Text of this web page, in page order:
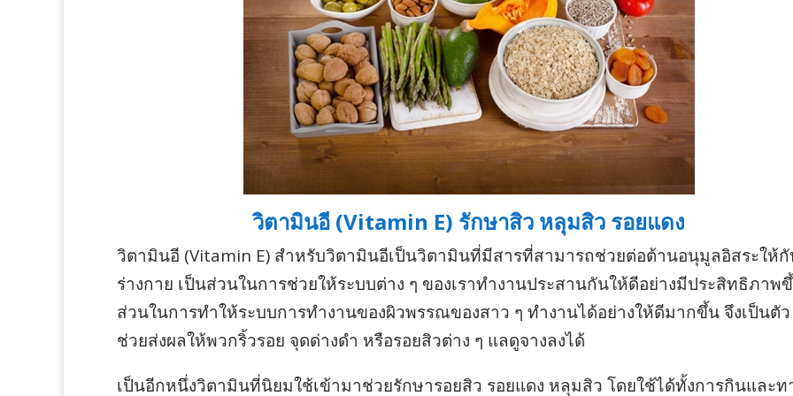
วิตามินอี (Vitamin E) รักษาสิว หลุมสิว รอยแดง
วิตามินอี (Vitamin E) สำหรับวิตามินอีเป็นวิตามินที่มีสารที่สามารถช่วยต่อต้านอนุมูลอิสระให้กั
ร่างกาย เป็นส่วนในการช่วยให้ระบบต่าง ๆ ของเราทำงานประสานกันให้ดีอย่างมีประสิทธิภาพ
ส่วนในการทำให้ระบบการทำงานของผิวพรรณของสาว ๆ ทำงานได้อย่างให้ดีมากขึ้น จึงเป็นตัว
ช่วยส่งผลให้พวกริ้วรอย จุดด่างดำ หรือรอยสิวต่าง ๆ แลดูจางลงได้
เป็นอีกหนึ่งวิตามินที่นิยมใช้เข้ามาช่วยรักษารอยสิว รอยแดง หลุมสิว โดยใช้ได้ทั้งการกินและท